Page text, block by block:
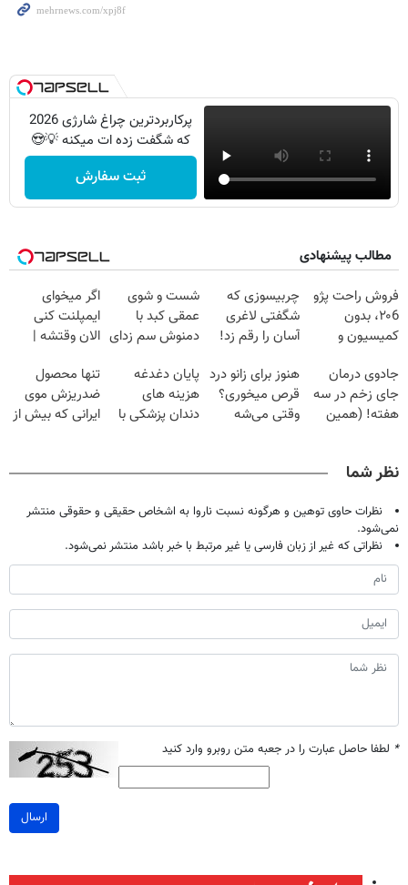
پرکاربردترین چراغ شارژی 2026
که شگفت زده ات میکنه 💡😍
ثبت سفارش
مطالب پیشنهادی
فروش راحت پژو
۲۰6، بدون
کمیسیون و
چربیسوزی که
شگفتی لاغری
آسان را رقم زد!
شست و شوی
عمقی کبد با
دمنوش سم زدای
اگر میخوای
ایمپلنت کنی
الان وقتشه |
میلیون تومان!!!
جادوی درمان
جای زخم در سه
هفته! (همین
هنوز برای زانو درد
قرص میخوری؟
وقتی می‌شه
پایان دغدغه
هزینه های
دندان پزشکی با
تنها محصول
ضدریزش موی
ایرانی که بیش از
نظر شما
نظرات حاوی توهین و هرگونه نسبت ناروا به اشخاص حقیقی و حقوقی منتشر
نمی‌شود.
نظراتی که غیر از زبان فارسی یا غیر مرتبط با خبر باشد منتشر نمی‌شود.
* لطفا حاصل عبارت را در جعبه متن روبرو وارد کنید
ارسال